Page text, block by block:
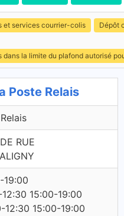
et services courrier-colis
Dépôt
dans la limite du plafond autorisé
Poste Relais
RUE
19:00
15:00-19:00
12:30 15:00-19:00